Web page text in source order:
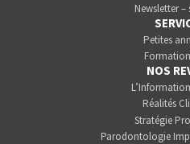
Newsletter –
Petites
NOS
Réalités
Stratégie
Parodontologie